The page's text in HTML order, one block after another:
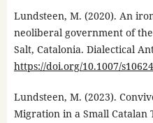
Lundsteen, M. (2020). An
neoliberal government of
Salt, Catalonia. Dialectical
https://doi.org/10.1007/
Lundsteen, M. (2023).
Migration in a Small